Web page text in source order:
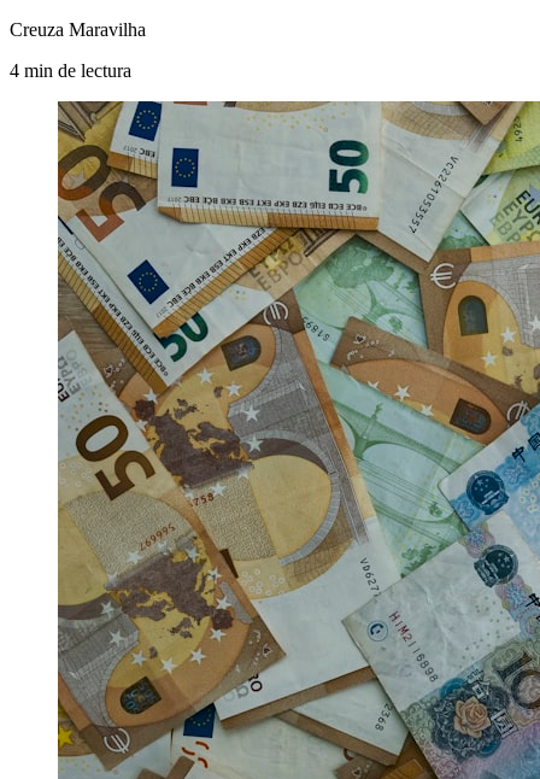
Creuza Maravilha
4 min de lectura